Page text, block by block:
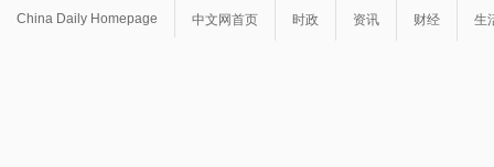
China Daily Homepage 中文网首页 时政 资讯 财经 生